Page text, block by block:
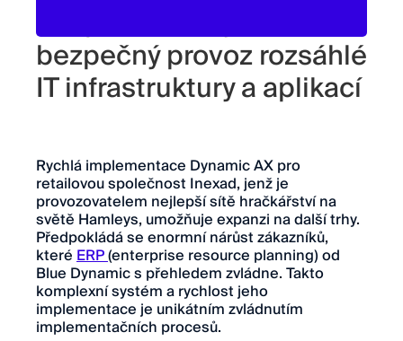
Bezproblémový a
bezpečný provoz rozsáhlé
IT infrastruktury a aplikací
Rychlá implementace Dynamic AX pro
retailovou společnost Inexad, jenž je
provozovatelem nejlepší sítě hračkářství na
světě Hamleys, umožňuje expanzi na další trhy.
Předpokládá se enormní nárůst zákazníků,
kteréERP(enterprise resource planning) od
Blue Dynamic s přehledem zvládne. Takto
komplexní systém a rychlost jeho
implementace je unikátním zvládnutím
implementačních procesů.